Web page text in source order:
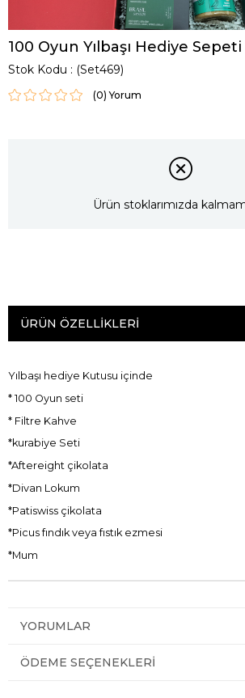
100 Oyun Yılbaşı Hediye Sepeti
Stok Kodu (Set469)
(0)
Ürün stoklarımızda
ÜRÜN ÖZELLIKLERI
Yılbaşı hediye Kutusu içinde
* 100 Oyun seti
* Filtre Kahve
*kurabiye Seti
*Aftereight çikolata
*Divan Lokum
*Patiswiss çikolata
*Picus fındık veya fıstık ezmesi
*Mum
YORUMLAR
ÖDEME SEÇENEKLERI